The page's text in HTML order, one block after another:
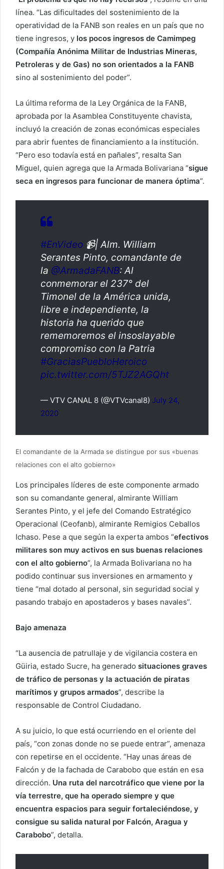
línea. “Las dificultades del sostenimiento de la
operatividad de la FANB son reales en un país que no
tiene ingresos, y los pocos ingresos de Camimpeg
(Compañía Anónima Militar de Industrias Mineras,
Petroleras y de Gas) no son orientados a la FANB
sino al sostenimiento del poder”.
La última reforma de la Ley Orgánica de la FANB,
aprobada por la Asamblea Constituyente chavista,
incluyó la creación de zonas económicas especiales
para abrir fuentes de financiamiento a la institución.
“Pero eso todavía está en pañales”, resalta San
Miguel, quien agrega que la Armada Bolivariana “sigue
seca en ingresos para funcionar de manera óptima”.
#EnVideo 📹| Alm. William
Serantes Pinto, comandante de
la @ArmadaFANB: Al
conmemorar el 237° del
Timonel de la América unida,
libre e independiente, la
historia ha querido que
rememoremos el insoslayable
compromiso con la Patria
#GraciasPuebloHeroico
pic.twitter.com/5TJZ2AGQht
— VTV CANAL 8 (@VTVcanal8) July 24,
2020
El comandante de la Armada se distingue por sus «buenas
relaciones con el alto gobierno»
Los principales líderes de este componente armado
son su comandante general, almirante William
Serantes Pinto, y el jefe del Comando Estratégico
Operacional (Ceofanb), almirante Remigios Ceballos
Ichaso. Pese a que según la experta ambos “efectivos
militares son muy activos en sus buenas relaciones
con el alto gobierno”, la Armada Bolivariana no ha
podido continuar sus inversiones en armamento y
tiene “mal dotado al personal, sin seguridad social y
pasando trabajo en apostaderos y bases navales”.
Bajo amenaza
“La ausencia de patrullaje y de vigilancia costera en
Güiria, estado Sucre, ha generado situaciones graves
de tráfico de personas y la actuación de piratas
marítimos y grupos armados”, describe la
responsable de Control Ciudadano.
A su juicio, lo que está ocurriendo en el oriente del
país, “con zonas donde no se puede entrar”, amenaza
con repetirse en el occidente. “Hay unas áreas de
Falcón y de la fachada de Carabobo que están en esa
dirección. Una ruta del narcotráfico que viene por la
vía terrestre, que ha operado siempre y que
encuentra espacios para seguir fortaleciéndose, y
consigue su salida natural por Falcón, Aragua y
Carabobo”, detalla.